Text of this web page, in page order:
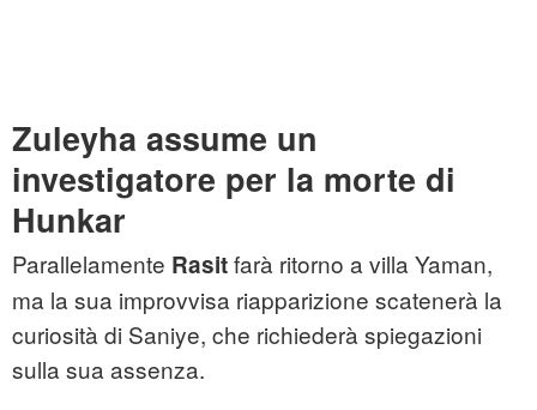
Zuleyha assume un
investigatore per la morte di
Hunkar
Parallelamente Rasitfarà ritorno a villa Yaman,
ma la sua improvvisa riapparizione scatenerà la
curiosità di Saniye, che richiederà spiegazioni
sulla sua assenza.